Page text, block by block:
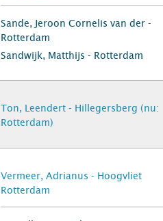
Sande, Jeroon Cornelis van der -
Rotterdam
Sandwijk, Matthijs - Rotterdam
Ton, Leendert - Hillegersberg (nu:
Rotterdam)
Vermeer, Adrianus - Hoogvliet
Rotterdam